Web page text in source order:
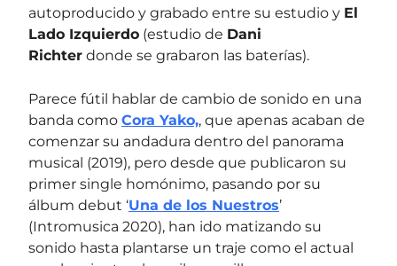
autoproducido y grabado entre su estudio y El
Lado Izquierdo (estudio de Dani
Richter donde se grabaron las baterías).
Parece fútil hablar de cambio de sonido en una
banda como Cora Yako,, que apenas acaban de
comenzar su andadura dentro del panorama
musical (2019), pero desde que publicaron su
primer single homónimo, pasando por su
álbum debut ‘Una de los Nuestros’
(Intromusica 2020), han ido matizando su
sonido hasta plantarse un traje como el actual